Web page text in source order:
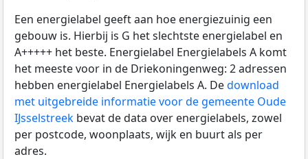
Een energielabel geeft aan hoe energiezuinig een
gebouw is. Hierbij is G het slechtste energielabel en
A+++++ het beste. Energielabel Energielabels A komt
het meeste voor in de Driekoningenweg: 2 adressen
hebben energielabel Energielabels A. Dedownload
met uitgebreide informatie voor de gemeente Oude
IJsselstreek bevat de data over energielabels, zowel
per postcode, woonplaats, wijk en buurt als per
adres.